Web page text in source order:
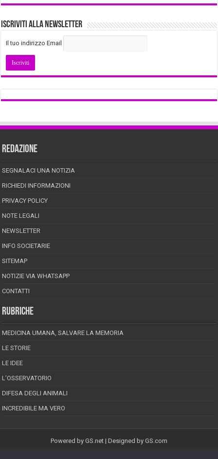
Iscriviti alla Newsletter
Il tuo indirizzo Email
REDAZIONE
SEGNALACI UNA NOTIZIA
RICHIEDI INFORMAZIONI
PRIVACY POLICY
NOTE LEGALI
NEWSLETTER
INFO SOCIETARIE
SITEMAP
NOTIZIE VIA WHATSAPP
CONTATTI
RUBRICHE
MEDICINA UMANA, SALVARE LA MEMORIA
LE STORIE
LE IDEE
L’OSSERVATORIO
DIFESA DEGLI ANIMALI
INCREDIBILE MA VERO
Powered by GS.net | Designed by GS.com